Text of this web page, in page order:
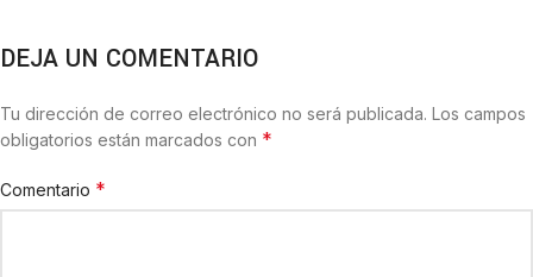
DEJA UN COMENTARIO
Tu dirección de correo electrónico no será publicada. Los campos
obligatorios están marcados con *
Comentario *